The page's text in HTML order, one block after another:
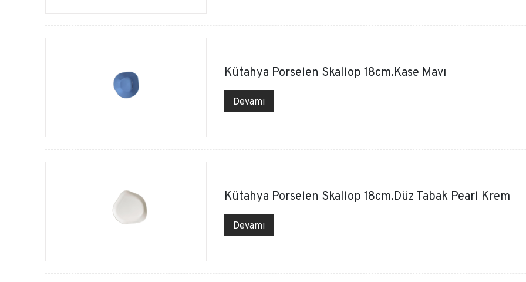
Kütahya Porselen Skallop 18cm.Kase Mavı
Devamı
Kütahya Porselen Skallop 18cm.Düz Tabak Pearl Krem
Devamı